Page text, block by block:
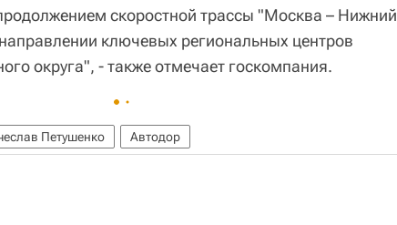
скоростной трассы "Москва – Нижний
ключевых региональных центров
округа", - также отмечает госкомпания.
Петушенко Автодор